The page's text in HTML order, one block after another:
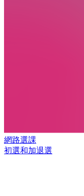
網路選課
初選和加退選